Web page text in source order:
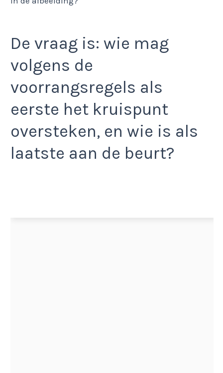
De vraag is: wie mag
volgens de
voorrangsregels als
eerste het kruispunt
oversteken, en wie is als
laatste aan de beurt?